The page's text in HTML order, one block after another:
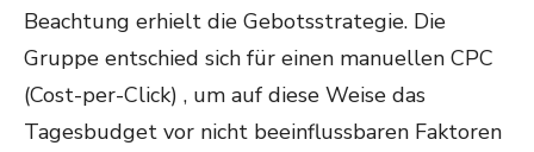
Beachtung erhielt die Gebotsstrategie. Die
Gruppe entschied sich für einen manuellen CPC
(Cost-per-Click) , um auf diese Weise das
Tagesbudget vor nicht beeinflussbaren Faktoren